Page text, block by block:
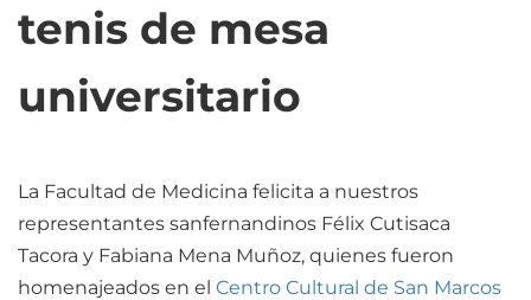
tenis de mesa
universitario
La Facultad de Medicina felicita a nuestros
representantes sanfernandinos Félix Cutisaca
Tacora y Fabiana Mena Muñoz, quienes fueron
homenajeados en el Centro Cultural de San Marcos